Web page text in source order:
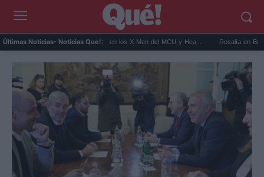
Últimas Noticias- Noticias Que!:
Kit Connor será Cíclope en los X-Men del MCU y Hea... Rosalía en